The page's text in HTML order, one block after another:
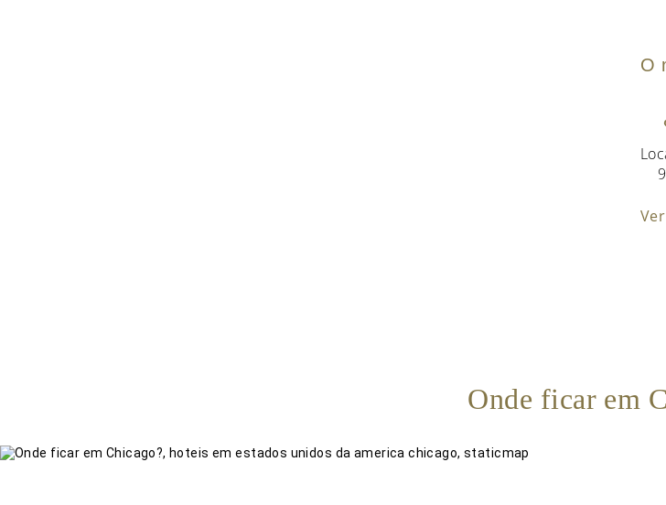
O
Onde ficar em